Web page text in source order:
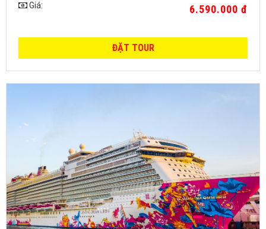
Giá:
6.590.000 đ
ĐẶT TOUR